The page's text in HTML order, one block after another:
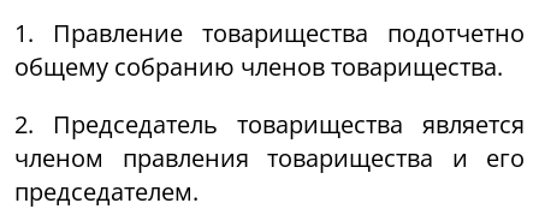
1. Правление товарищества подотчетно
общему собранию членов товарищества.
2. Председатель товарищества является
членом правления товарищества и его
председателем.